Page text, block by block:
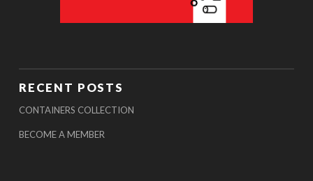
RECENT POSTS
CONTAINERS COLLECTION
BECOME A MEMBER